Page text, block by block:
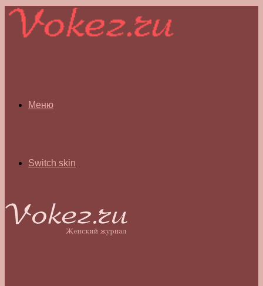
Меню
Switch skin